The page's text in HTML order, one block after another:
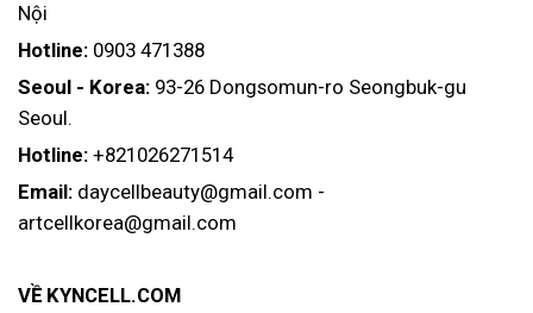
Nội
Hotline: 0903 471388
Seoul - Korea: 93-26 Dongsomun-ro Seongbuk-gu
Seoul.
Hotline: +821026271514
Email: daycellbeauty@gmail.com -
artcellkorea@gmail.com
VỀ KYNCELL.COM